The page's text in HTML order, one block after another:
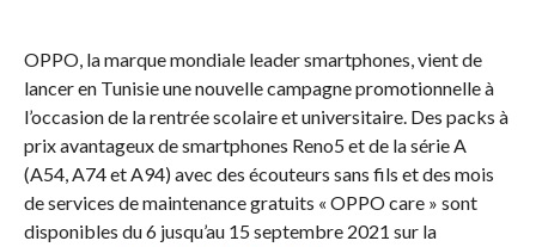
OPPO, la marque mondiale leader smartphones, vient de
lancer en Tunisie une nouvelle campagne promotionnelle à
l’occasion de la rentrée scolaire et universitaire. Des packs à
prix avantageux de smartphones Reno5 et de la série A
(A54, A74 et A94) avec des écouteurs sans fils et des mois
de services de maintenance gratuits « OPPO care » sont
disponibles du 6 jusqu’au 15 septembre 2021 sur la